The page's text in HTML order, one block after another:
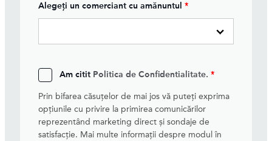
Alegeți un comerciant cu amănuntul *
Am citit Politica de Confidentialitate. *
Prin bifarea căsuțelor de mai jos vă puteți exprima
opțiunile cu privire la primirea comunicărilor
reprezentând marketing direct și sondaje de
satisfacție. Mai multe informații despre modul în